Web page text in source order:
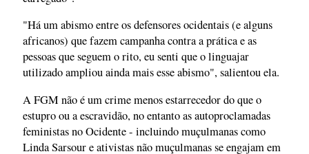
"Há um abismo entre os defensores ocidentais (e alguns
africanos) que fazem campanha contra a prática e as
pessoas que seguem o rito, eu senti que o linguajar
utilizado ampliou ainda mais esse abismo", salientou ela.
A FGM não é um crime menos estarrecedor do que o
estupro ou a escravidão, no entanto as autoproclamadas
feministas no Ocidente - incluindo muçulmanas como
Linda Sarsour e ativistas não muçulmanas se engajam em